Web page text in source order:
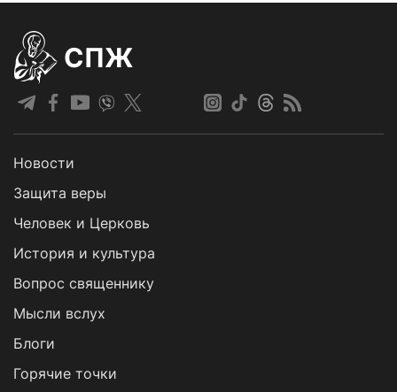
СПЖ
Новости
Защита веры
Человек и Церковь
История и культура
Вопрос священнику
Мысли вслух
Блоги
Горячие точки